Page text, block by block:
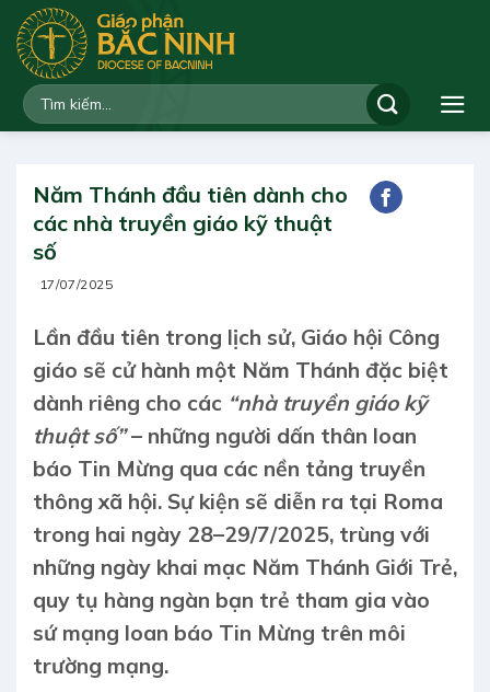
qua
dung
Năm Thánh đầu tiên dành cho
các nhà truyền giáo kỹ thuật
số
17/07/2025
Lần đầu tiên trong lịch sử, Giáo hội Công
giáo sẽ cử hành một Năm Thánh đặc biệt
dành riêng cho các “nhà truyền giáo kỹ
thuật số”– những người dấn thân loan
báo Tin Mừng qua các nền tảng truyền
thông xã hội. Sự kiện sẽ diễn ra tại Roma
trong hai ngày 28–29/7/2025, trùng với
những ngày khai mạc Năm Thánh Giới Trẻ,
quy tụ hàng ngàn bạn trẻ tham gia vào
sứ mạng loan báo Tin Mừng trên môi
trường mạng.